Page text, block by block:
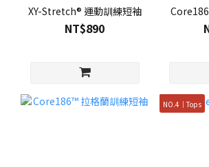
XY-Stretch® 運動訓練短袖
NT$890
NO.4｜Tops